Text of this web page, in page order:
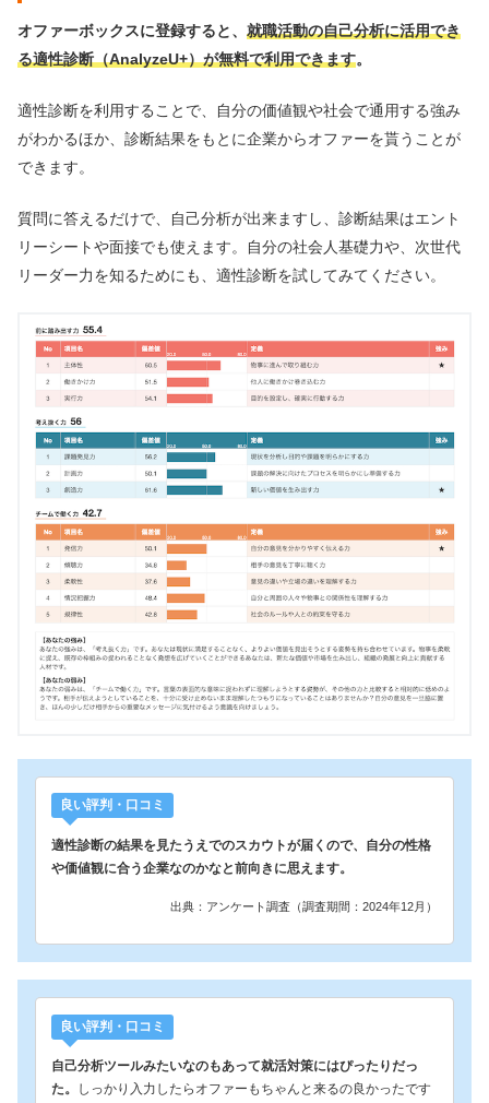
オファーボックスに登録すると、 就職活動の自己分析に活用でき
る適性診断（AnalyzeU+）が無料で利用できます。
適性診断を利用することで、自分の価値観や社会で通用する強み
がわかるほか、診断結果をもとに企業からオファーを貰うことが
できます。
質問に答えるだけで、自己分析が出来ますし、診断結果はエント
リーシートや面接でも使えます。自分の社会人基礎力や、次世代
リーダー力を知るためにも、適性診断を試してみてください。
良い評判・口コミ
適性診断の結果を見たうえでのスカウトが届くので、自分の性格
や価値観に合う企業なのかなと前向きに思えます。
出典：アンケート調査（調査期間：2024年12月）
良い評判・口コミ
自己分析ツールみたいなのもあって就活対策にはぴったりだっ
た。
しっかり入力したらオファーもちゃんと来るの良かったです